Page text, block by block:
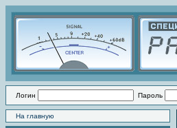
Логин Пароль
На главную